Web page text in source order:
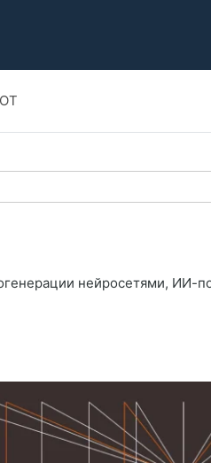
нейросетями, ИИ-